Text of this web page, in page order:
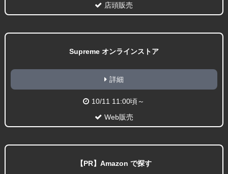
店頭販売
Supreme オンラインストア
詳細
10/11 11:00頃～
Web販売
【PR】Amazon で探す